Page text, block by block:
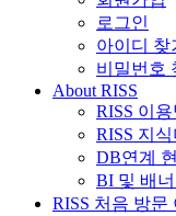
로그인
아이디 찾
비밀번호
About RISS
RISS 이용
RISS 지식
DB연계
BI 및 배
RISS 처음 방문